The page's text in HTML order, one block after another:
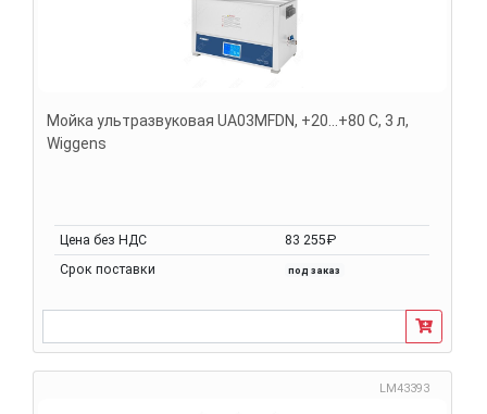
Мойка ультразвуковая UA03MFDN, +20...+80 С, 3 л,
Wiggens
Цена без НДС
83 255₽
Срок поставки
под заказ
LM43393